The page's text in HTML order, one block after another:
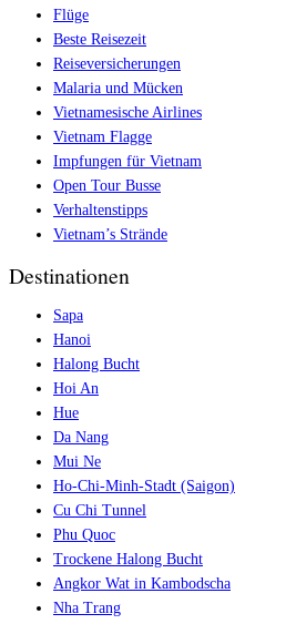
Flüge
Beste Reisezeit
Reiseversicherungen
Malaria und Mücken
Vietnamesische Airlines
Vietnam Flagge
Impfungen für Vietnam
Open Tour Busse
Verhaltenstipps
Vietnam’s Strände
Destinationen
Sapa
Hanoi
Halong Bucht
Hoi An
Hue
Da Nang
Mui Ne
Ho-Chi-Minh-Stadt (Saigon)
Cu Chi Tunnel
Phu Quoc
Trockene Halong Bucht
Angkor Wat in Kambodscha
Nha Trang